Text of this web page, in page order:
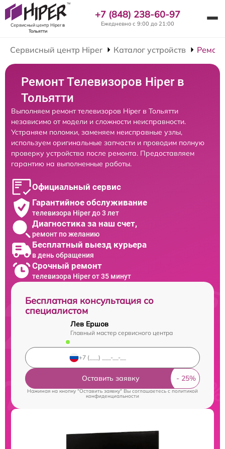
Сервисный центр Hiperв
Тольятти
+7 (848) 238-60-97
Ежедневно с 9:00 до 21:00
Сервисный центр Hiper Каталог устройств
Ремонт Телевизоров Hiper в
Тольятти
Выполняем ремонт телевизоров Hiper в Тольятти
независимо от модели и сложности неисправности.
Устраняем поломки, заменяем неисправные узлы,
используем оригинальные запчасти и проводим полную
проверку устройства после ремонта. Предоставляем
гарантию на выполненные работы.
Официальный сервис
Гарантийное обслуживание
телевизора Hiper до 3 лет
Диагностика за наш счет,
ремонт по желанию
Бесплатный выезд курьера
в день обращения
Срочный ремонт
телевизора Hiper от 35 минут
Бесплатная консультация со
специалистом
Лев Ершов
Главный мастер сервисного центра
Оставить заявку
Нажимая на кнопку "Оставить заявку" Вы соглашаетесь cполитикой
конфиденциальности